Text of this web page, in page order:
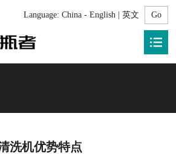
Language: China - English | 英文
洗机优势特点